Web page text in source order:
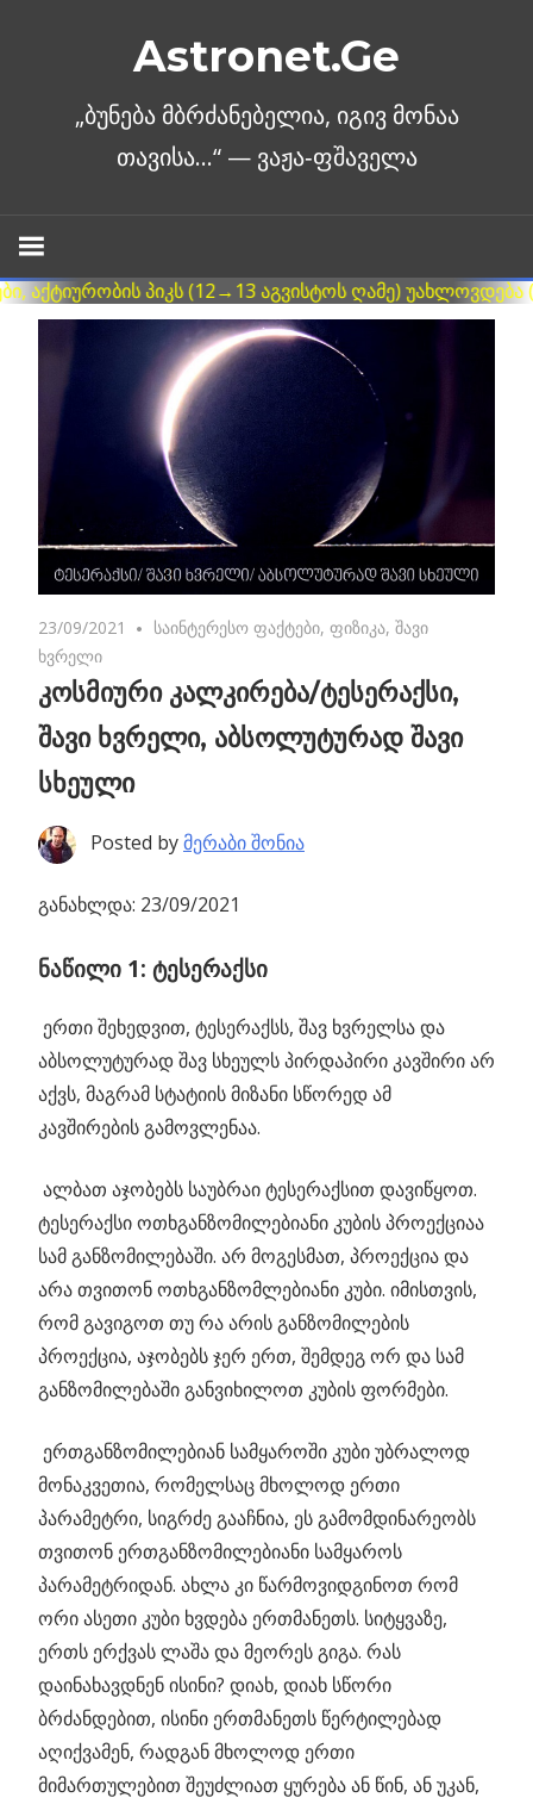
Astronet.Ge
23/09/2021 No comments
საინტერესო ფაქტები,ფიზიკა,შავი
ხვრელი
კოსმიური კალკირება/ტესერაქსი,
შავი ხვრელი, აბსოლუტურად შავი
სხეული
Posted byმერაბი შონია
განახლდა: 23/09/2021
ნაწილი 1: ტესერაქსი
ერთი შეხედვით, ტესერაქსს, შავ ხვრელსა და
აბსოლუტურად შავ სხეულს პირდაპირი კავშირი არ
აქვს, მაგრამ სტატიის მიზანი სწორედ ამ
კავშირების გამოვლენაა.
ალბათ აჯობებს საუბრაი ტესერაქსით დავიწყოთ.
ტესერაქსი ოთხგანზომილებიანი კუბის პროექციაა
სამ განზომილებაში. არ მოგესმათ, პროექცია და
არა თვითონ ოთხგანზომლებიანი კუბი. იმისთვის,
რომ გავიგოთ თუ რა არის განზომილების
პროექცია, აჯობებს ჯერ ერთ, შემდეგ ორ და სამ
განზომილებაში განვიხილოთ კუბის ფორმები.
ერთგანზომილებიან სამყაროში კუბი უბრალოდ
მონაკვეთია, რომელსაც მხოლოდ ერთი
პარამეტრი, სიგრძე გააჩნია, ეს გამომდინარეობს
თვითონ ერთგანზომილებიანი სამყაროს
პარამეტრიდან. ახლა კი წარმოვიდგინოთ რომ
ორი ასეთი კუბი ხვდება ერთმანეთს. სიტყვაზე,
ერთს ერქვას ლაშა და მეორეს გიგა. რას
დაინახავდნენ ისინი? დიახ, დიახ სწორი
ბრძანდებით, ისინი ერთმანეთს წერტილებად
აღიქვამენ, რადგან მხოლოდ ერთი
მიმართულებით შეუძლიათ ყურება ან წინ, ან უკან,